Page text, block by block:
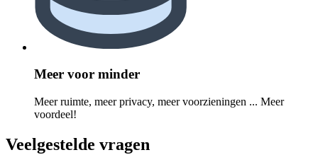
Meer voor minder
Meer ruimte, meer privacy, meer voorzieningen ... Meer
voordeel!
Veelgestelde vragen